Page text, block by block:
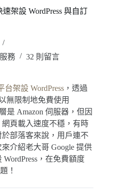
架設 WordPress 與自訂
務 32 則留言
台架設 WordPress ，透過
無限制地免費使用
是 Amazon 伺服器，但因
頁載入速度不穩，有時
部落客來說，用戶連不
介紹老大哥 Google 提供
，在免費額度
！